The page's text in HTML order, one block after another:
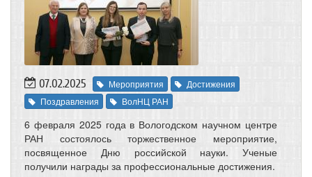
07.02.2025 Мероприятия
Достижения
Поздравления
ВолНЦ РАН
6 февраля 2025 года в Вологодском научном центре
РАН состоялось торжественное мероприятие,
посвященное Дню российской науки. Ученые
получили награды за профессиональные достижения.